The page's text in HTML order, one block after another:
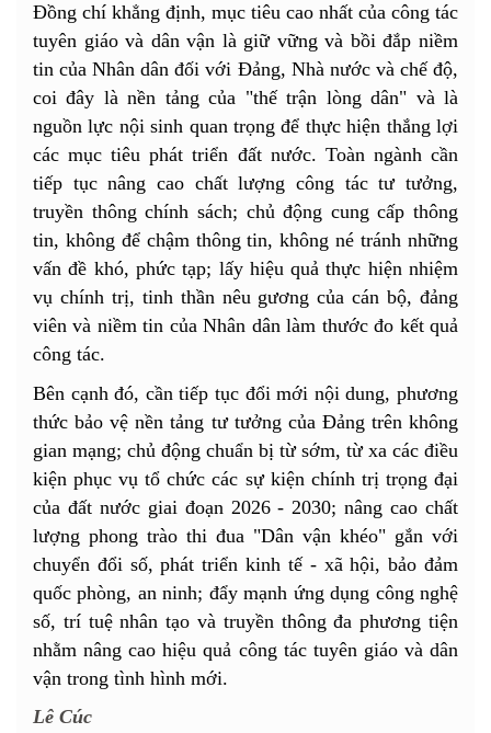
Đồng chí khẳng định, mục tiêu cao nhất của công tác
tuyên giáo và dân vận là giữ vững và bồi đắp niềm
tin của Nhân dân đối với Đảng, Nhà nước và chế độ,
coi đây là nền tảng của "thế trận lòng dân" và là
nguồn lực nội sinh quan trọng để thực hiện thắng lợi
các mục tiêu phát triển đất nước. Toàn ngành cần
tiếp tục nâng cao chất lượng công tác tư tưởng,
truyền thông chính sách; chủ động cung cấp thông
tin, không để chậm thông tin, không né tránh những
vấn đề khó, phức tạp; lấy hiệu quả thực hiện nhiệm
vụ chính trị, tinh thần nêu gương của cán bộ, đảng
viên và niềm tin của Nhân dân làm thước đo kết quả
công tác.
Bên cạnh đó, cần tiếp tục đổi mới nội dung, phương
thức bảo vệ nền tảng tư tưởng của Đảng trên không
gian mạng; chủ động chuẩn bị từ sớm, từ xa các điều
kiện phục vụ tổ chức các sự kiện chính trị trọng đại
của đất nước giai đoạn 2026 - 2030; nâng cao chất
lượng phong trào thi đua "Dân vận khéo" gắn với
chuyển đổi số, phát triển kinh tế - xã hội, bảo đảm
quốc phòng, an ninh; đẩy mạnh ứng dụng công nghệ
số, trí tuệ nhân tạo và truyền thông đa phương tiện
nhằm nâng cao hiệu quả công tác tuyên giáo và dân
vận trong tình hình mới.
Lê Cúc